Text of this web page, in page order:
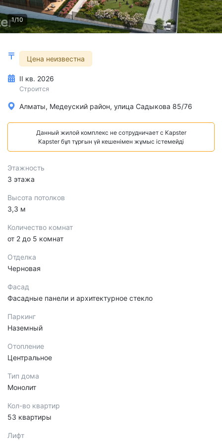
1/10
Цена неизвестна
II кв. 2026
Строится
Алматы, Медеуский район, улица Садыкова 85/76
Данный жилой комплекс не сотрудничает с Kapster
Kapster бұл тұрғын үй кешенімен жұмыс істемейді
Этажность
3 этажа
Высота потолков
3,3 м
Количество комнат
от 2 до 5 комнат
Отделка
Черновая
Фасад
Фасадные панели и архитектурное стекло
Паркинг
Наземный
Отопление
Центральное
Тип дома
Монолит
Кол-во квартир
53 квартиры
Лифт